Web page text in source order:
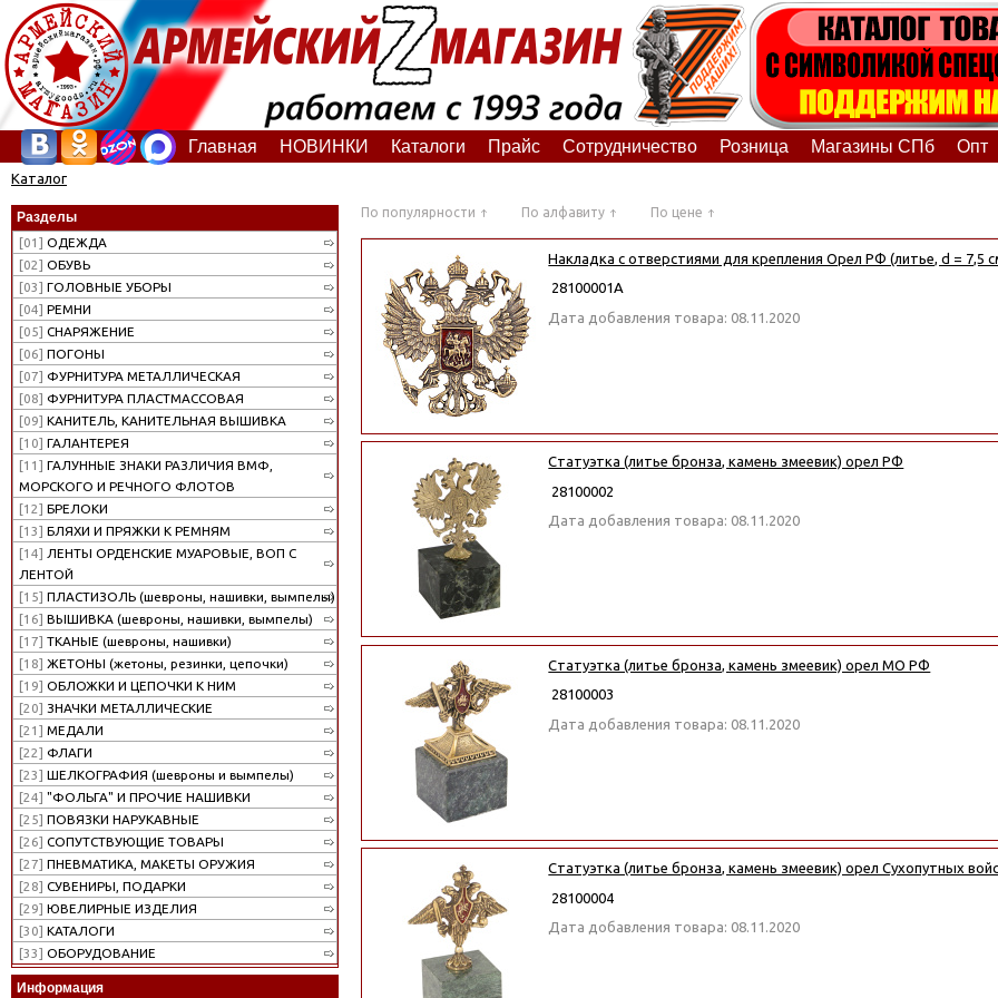
Главная НОВИНКИ Каталоги Прайс Сотрудничество Розница Магазины СПб Опт
Каталог
Разделы
[01] ОДЕЖДА
[02] ОБУВЬ
[03] ГОЛОВНЫЕ УБОРЫ
[04] РЕМНИ
[05] СНАРЯЖЕНИЕ
[06] ПОГОНЫ
[07] ФУРНИТУРА МЕТАЛЛИЧЕСКАЯ
[08] ФУРНИТУРА ПЛАСТМАССОВАЯ
[09] КАНИТЕЛЬ, КАНИТЕЛЬНАЯ ВЫШИВКА
[10] ГАЛАНТЕРЕЯ
[11] ГАЛУННЫЕ ЗНАКИ РАЗЛИЧИЯ ВМФ,
МОРСКОГО И РЕЧНОГО ФЛОТОВ
[12] БРЕЛОКИ
[13] БЛЯХИ И ПРЯЖКИ К РЕМНЯМ
[14] ЛЕНТЫ ОРДЕНСКИЕ МУАРОВЫЕ, ВОП С
ЛЕНТОЙ
[15] ПЛАСТИЗОЛЬ (шевроны, нашивки, вымпелы)
[16] ВЫШИВКА (шевроны, нашивки, вымпелы)
[17] ТКАНЫЕ (шевроны, нашивки)
[18] ЖЕТОНЫ (жетоны, резинки, цепочки)
[19] ОБЛОЖКИ И ЦЕПОЧКИ К НИМ
[20] ЗНАЧКИ МЕТАЛЛИЧЕСКИЕ
[21] МЕДАЛИ
[22] ФЛАГИ
[23] ШЕЛКОГРАФИЯ (шевроны и вымпелы)
[24] "ФОЛЬГА" И ПРОЧИЕ НАШИВКИ
[25] ПОВЯЗКИ НАРУКАВНЫЕ
[26] СОПУТСТВУЮЩИЕ ТОВАРЫ
[27] ПНЕВМАТИКА, МАКЕТЫ ОРУЖИЯ
[28] СУВЕНИРЫ, ПОДАРКИ
[29] ЮВЕЛИРНЫЕ ИЗДЕЛИЯ
[30] КАТАЛОГИ
[33] ОБОРУДОВАНИЕ
Информация
По популярности По алфавиту По цене
Накладка с отверстиями для крепления Орел РФ (литье, d = 7,5
28100001А
Дата добавления товара: 08.11.2020
Статуэтка (литье бронза, камень змеевик) орел РФ
28100002
Дата добавления товара: 08.11.2020
Статуэтка (литье бронза, камень змеевик) орел МО РФ
28100003
Дата добавления товара: 08.11.2020
Статуэтка (литье бронза, камень змеевик) орел Сухопутных
28100004
Дата добавления товара: 08.11.2020